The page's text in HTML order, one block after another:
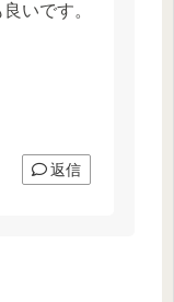
いです。
返信